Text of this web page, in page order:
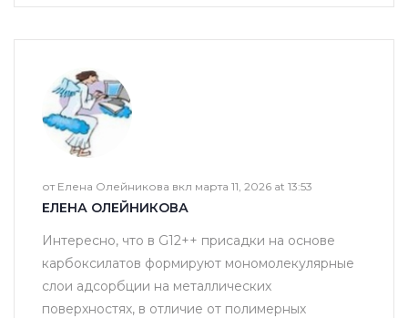
от Елена Олейникова вкл марта 11, 2026 at 13:53
ЕЛЕНА ОЛЕЙНИКОВА
Интересно, что в G12++ присадки на основе
карбоксилатов формируют мономолекулярные
слои адсорбции на металлических
поверхностях, в отличие от полимерных